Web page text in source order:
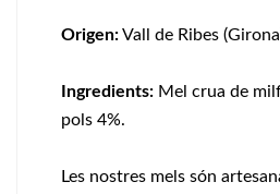
Origen:Vall de Ribes
Ingredients: Mel crua de
pols 4%.
Les nostres mels són